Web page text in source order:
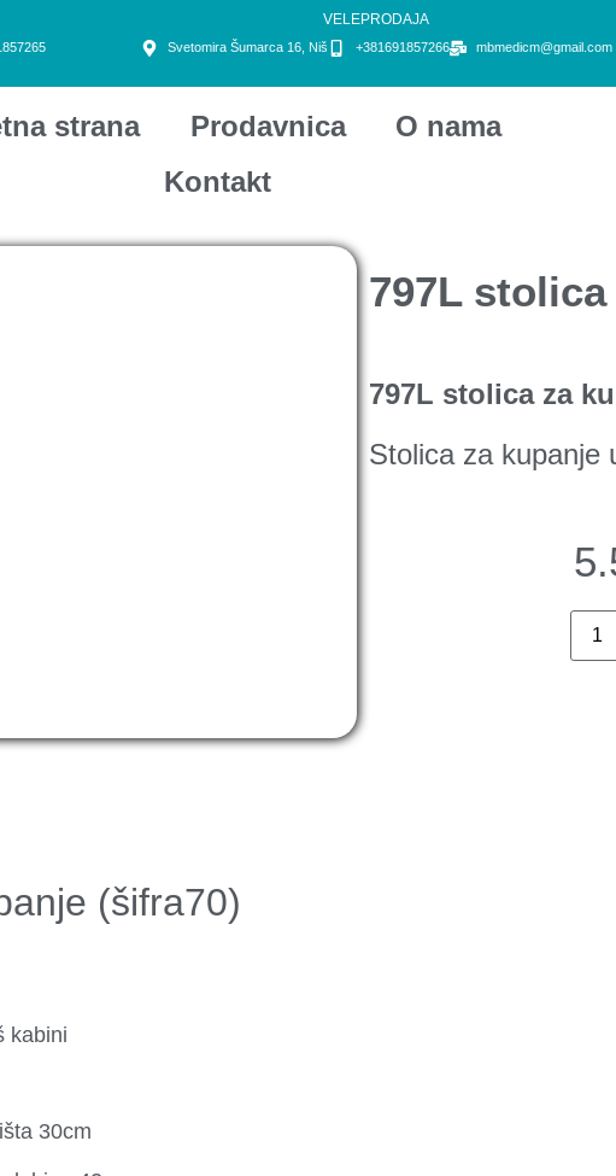
VELEPRODAJA
Svetomira Šumarca 16, Niš +381691857266 mbmedicm@gmail.com
strana Prodavnica
O nama
Kontakt
797L
797L stolica za
Stolica za kupanje
(šifra70)
kabini
30cm